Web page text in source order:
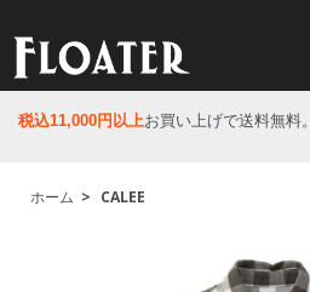
税込11,000円以上お買い上げで送料無料。
ホーム > CALEE